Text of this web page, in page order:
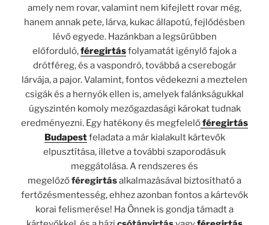
amely nem rovar, valamint nem kifejlett rovar még,
hanem annak pete, lárva, kukac állapotú, fejlődésben
lévő egyede. Hazánkban a legsűrűbben
előforduló,féregirtásfolyamatát igénylő fajok a
drótféreg, és a vaspondró, továbbá a cserebogár
lárvája, a pajor. Valamint, fontos védekezni a meztelen
csigák és a hernyók ellen is, amelyek falánkságukkal
úgyszintén komoly mezőgazdasági károkat tudnak
eredményezni. Egy hatékony és megfelelőféregirtás
Budapestfeladata a már kialakult kártevők
elpusztítása, illetve a további szaporodásuk
meggátolása. A rendszeres és
megelőzőféregirtásalkalmazásával biztosítható a
fertőzésmentesség, ehhez azonban fontos a kártevők
korai felismerése! Ha Önnek is gondja támadt a